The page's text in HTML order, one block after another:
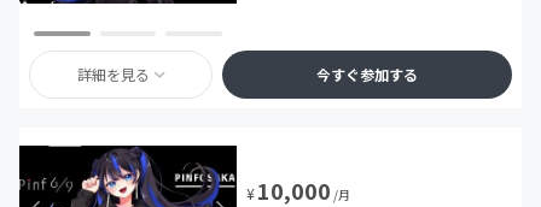
詳細を見る 今すぐ参加する
¥10,000 /月